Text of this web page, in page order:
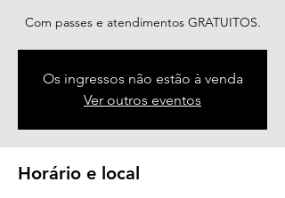
Com passes e atendimentos GRATUITOS.
Os ingressos não estão à venda
Ver outros eventos
Horário e local